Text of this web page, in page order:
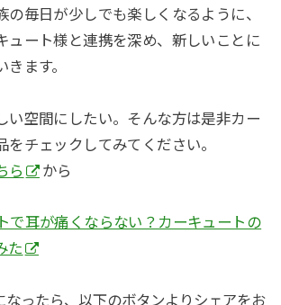
の毎日が少しでも楽しくなるように、
ュート様と連携を深め、新しいことに
ます。
い空間にしたい。そんな方は是非カー
をチェックしてみてください。
ら から
で耳が痛くならない？カーキュートの
た
なったら、以下のボタンよりシェアをお